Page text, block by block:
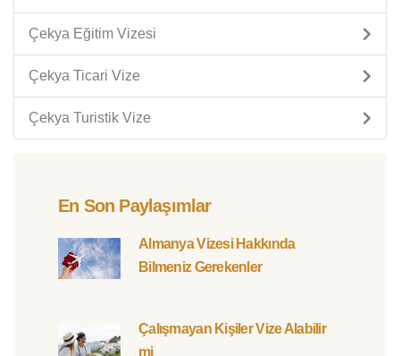
Çekya Eğitim Vizesi
Çekya Ticari Vize
Çekya Turistik Vize
En Son Paylaşımlar
Almanya Vizesi Hakkında
Bilmeniz Gerekenler
Çalışmayan Kişiler Vize Alabilir
mi